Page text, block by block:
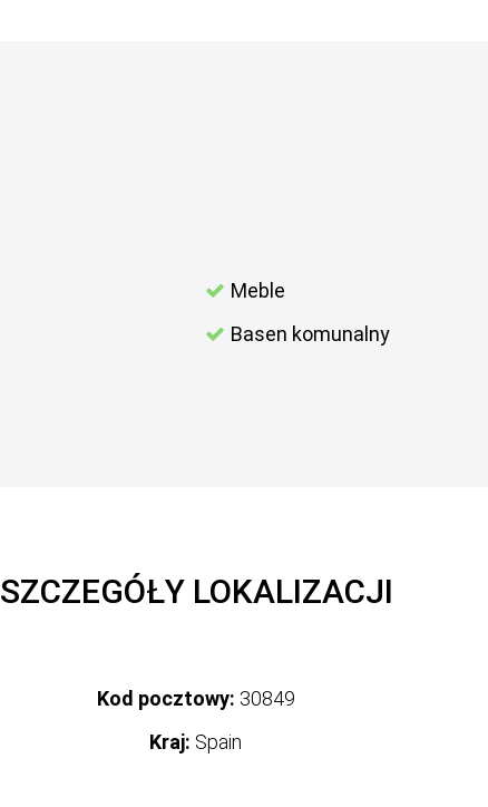
Meble
Basen komunalny
SZCZEGÓŁY LOKALIZACJI
Kod pocztowy: 30849
Kraj: Spain